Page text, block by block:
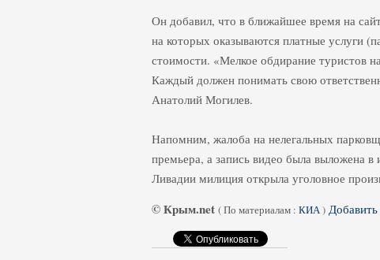
Он добавил, что в ближайшее время на
на которых оказываются платные услуги
стоимости. «Мелкое обдирание туристов
Каждый должен понимать свою
Анатолий Могилев.
Напомним, жалоба на нелегальных
премьера, а запись видео была выложена в
Ливадии милиция открыла уголовное
© Крым.net (По материалам : КИА)